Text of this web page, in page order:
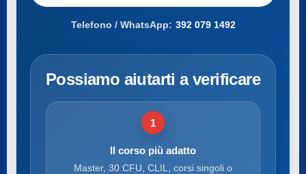
Telefono / WhatsApp: 392 079 1492
Possiamo aiutarti a verificare
1
Il corso più adatto
Master, 30 CFU, CLIL, corsi singoli o